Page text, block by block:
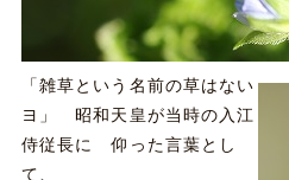
「雑草という名前の草はない
ヨ」 昭和天皇が当時の入江
侍従長に 仰った言葉とし
て、